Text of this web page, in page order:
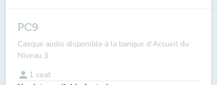
PC9
Casque audio disponible à la banque d'Accueil du
Niveau 3
person 1 seat